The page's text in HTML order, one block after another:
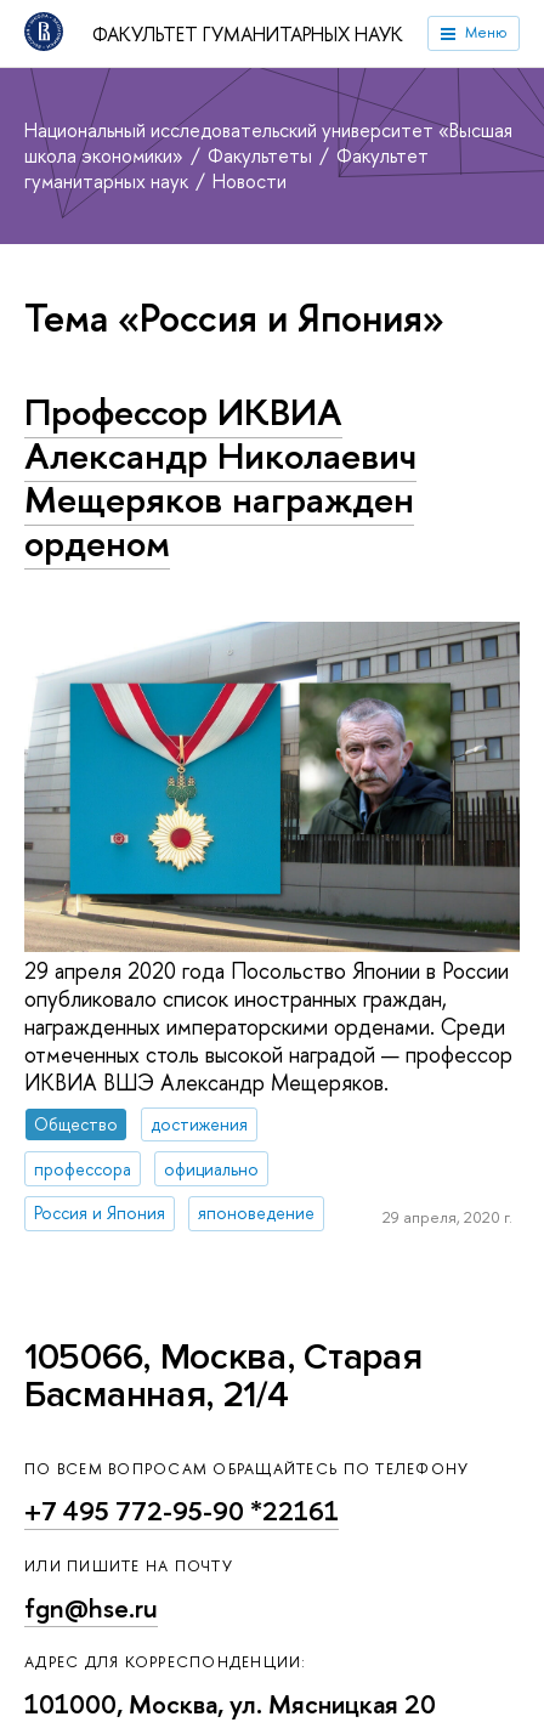
ФАКУЛЬТЕТ ГУМАНИТАРНЫХ НАУК Меню
Национальный исследовательский университет «Высшая
школа экономики»
Факультеты
Факультет
гуманитарных наук
Новости
Тема «Россия и Япония»
Профессор ИКВИА
Александр Николаевич
Мещеряков награжден
орденом
29 апреля 2020 года Посольство Японии в России
опубликовало список иностранных граждан,
награжденных императорскими орденами. Среди
отмеченных столь высокой наградой — профессор
ИКВИА ВШЭ Александр Мещеряков.
Общество
достижения
профессора
официально
Россия и Япония
японоведение 29 апреля, 2020 г.
105066, Москва, Старая
Басманная, 21/4
ПО ВСЕМ ВОПРОСАМ ОБРАЩАЙТЕСЬ ПО ТЕЛЕФОНУ
+7 495 772-95-90 *22161
ИЛИ ПИШИТЕ НА ПОЧТУ
fgn@hse.ru
АДРЕС ДЛЯ КОРРЕСПОНДЕНЦИИ:
101000, Москва, ул. Мясницкая 20